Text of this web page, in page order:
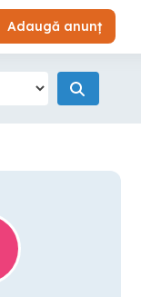
Adaugă anunț